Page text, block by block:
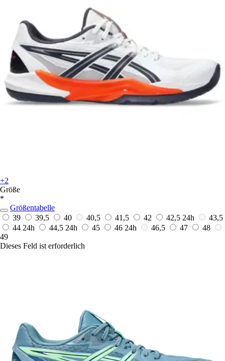
+2
Größe
*
Größentabelle
39
39,5 40 40,5 41,5 42 42,5 24h
43,5
44 24h 44,5 24h 45 46 24h 46,5 47
48
49
Dieses Feld ist erforderlich